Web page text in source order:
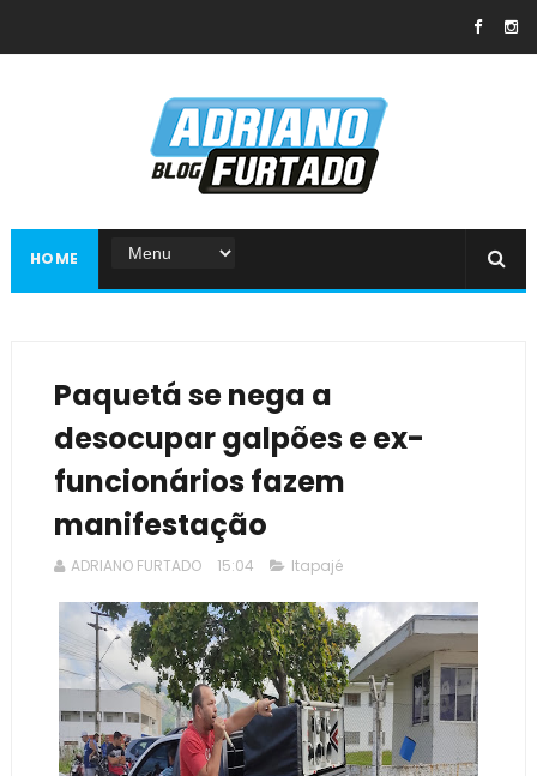
HOME
Paquetá se nega a
desocupar galpões e ex-
funcionários fazem
manifestação
ADRIANO FURTADO 15:04 Itapajé